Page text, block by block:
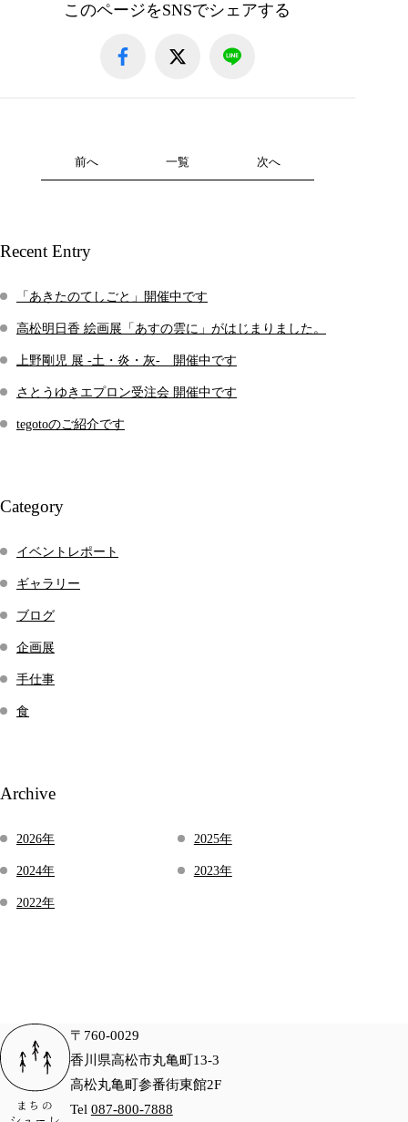
このページをSNSでシェアする
前へ 一覧 次へ
Recent Entry
「あきたのてしごと」開催中です
高松明日香 絵画展「あすの雲に」がはじまりました。
上野剛児 展 -土・炎・灰- 開催中です
さとうゆきエプロン受注会 開催中です
tegotoのご紹介です
Category
イベントレポート
ギャラリー
ブログ
企画展
手仕事
食
Archive
2026年 2025年
2024年 2023年
2022年
〒760-0029
香川県高松市丸亀町13-3
高松丸亀町参番街東館2F
Tel 087-800-7888